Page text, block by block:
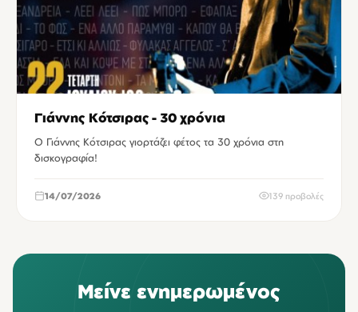
Γιάννης Κότσιρας - 30 χρόνια
Ο Γιάννης Κότσιρας γιορτάζει φέτος τα 30 χρόνια στη
δισκογραφία!
14/07/2026 139 προβολές
Μείνε ενημερωμένος